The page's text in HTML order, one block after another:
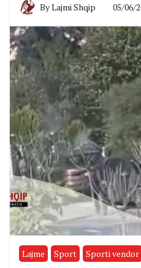
ByLajmi Shqip 05/06/
Lajme Sport Sporti vendor